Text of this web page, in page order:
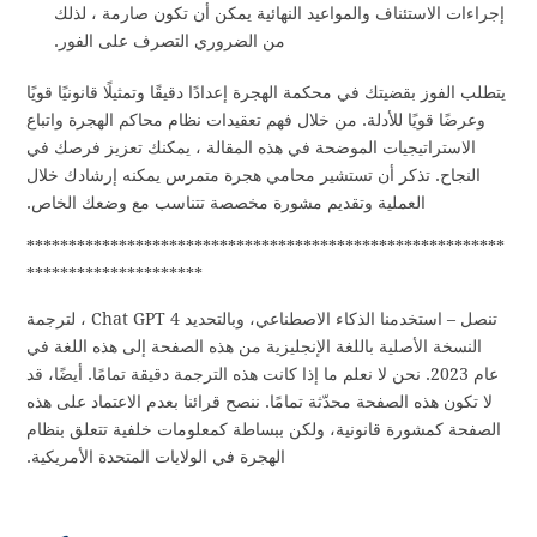
إجراءات الاستئناف والمواعيد النهائية يمكن أن تكون صارمة ، لذلك
من الضروري التصرف على الفور.
يتطلب الفوز بقضيتك في محكمة الهجرة إعدادًا دقيقًا وتمثيلًا قانونيًا قويًا
وعرضًا قويًا للأدلة. من خلال فهم تعقيدات نظام محاكم الهجرة واتباع
الاستراتيجيات الموضحة في هذه المقالة ، يمكنك تعزيز فرصك في
النجاح. تذكر أن تستشير محامي هجرة متمرس يمكنه إرشادك خلال
العملية وتقديم مشورة مخصصة تتناسب مع وضعك الخاص.
*********************************************************
*********************
تنصل – استخدمنا الذكاء الاصطناعي، وبالتحديد Chat GPT 4 ، لترجمة
النسخة الأصلية باللغة الإنجليزية من هذه الصفحة إلى هذه اللغة في
عام 2023. نحن لا نعلم ما إذا كانت هذه الترجمة دقيقة تمامًا. أيضًا، قد
لا تكون هذه الصفحة محدّثة تمامًا. ننصح قرائنا بعدم الاعتماد على هذه
الصفحة كمشورة قانونية، ولكن ببساطة كمعلومات خلفية تتعلق بنظام
الهجرة في الولايات المتحدة الأمريكية.